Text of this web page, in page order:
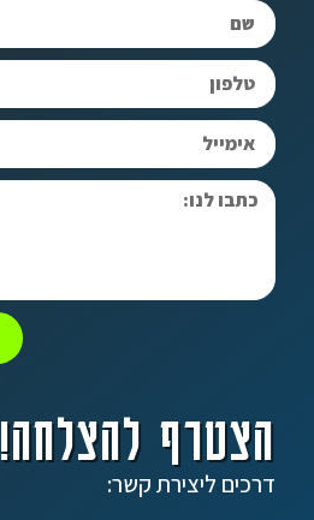
הצטרף להצלחה!
דרכים ליצירת קשר: